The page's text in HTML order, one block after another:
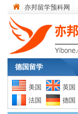
亦邦留学预科网
德国留学
美国 英国
法国
德国